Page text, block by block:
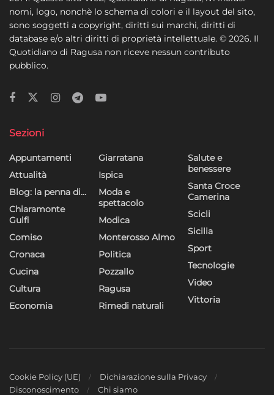
nomi, logo, nonchè lo schema di colori e il layout del sito,
sono soggetti a copyright, diritti sui marchi, diritti di
database e/o altri diritti di proprietà intellettuale. © 2026. Il
Quotidiano di Ragusa non riceve nessun contributo
pubblico.
Sezioni
Appuntamenti
Attualità
Blog: la penna di…
Chiaramonte
Gulfi
Comiso
Cronaca
Cucina
Cultura
Economia
Giarratana
Ispica
Moda e
spettacolo
Modica
Monterosso Almo
Politica
Pozzallo
Ragusa
Rimedi naturali
Salute e
benessere
Santa Croce
Camerina
Scicli
Sicilia
Sport
Tecnologie
Video
Vittoria
Cookie Policy (UE)
Dichiarazione sulla Privacy
Disconoscimento
Chi siamo